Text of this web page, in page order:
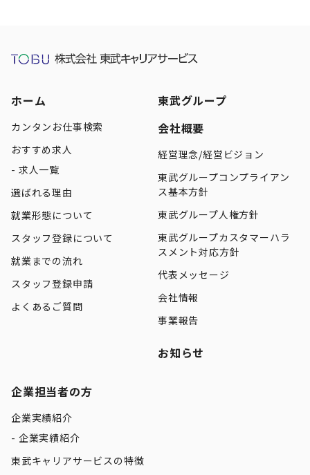
ホーム
カンタンお仕事検索
おすすめ求人
求人一覧
選ばれる理由
就業形態について
スタッフ登録について
就業までの流れ
スタッフ登録申請
よくあるご質問
東武グループ
会社概要
経営理念/経営ビジョン
東武グループコンプライアン
ス基本方針
東武グループ人権方針
東武グループカスタマーハラ
スメント対応方針
代表メッセージ
会社情報
事業報告
お知らせ
企業担当者の方
企業実績紹介
企業実績紹介
東武キャリアサービスの特徴